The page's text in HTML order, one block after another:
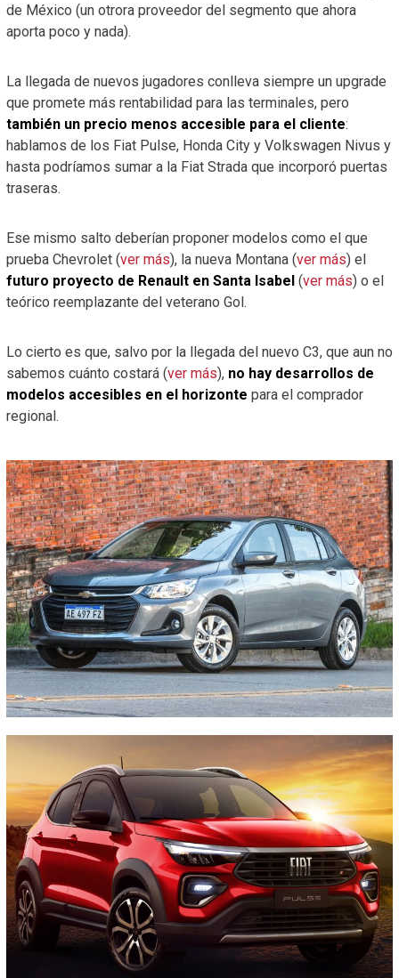
de México (un otrora proveedor del segmento que ahora
aporta poco y nada).
La llegada de nuevos jugadores conlleva siempre un upgrade
que promete más rentabilidad para las terminales, pero
también un precio menos accesible para el cliente:
hablamos de los Fiat Pulse, Honda City y Volkswagen Nivus y
hasta podríamos sumar a la Fiat Strada que incorporó puertas
traseras.
Ese mismo salto deberían proponer modelos como el que
prueba Chevrolet (ver más), la nueva Montana (ver más) el
futuro proyecto de Renault en Santa Isabel(ver más) o el
teórico reemplazante del veterano Gol.
Lo cierto es que, salvo por la llegada del nuevo C3, que aun no
sabemos cuánto costará (ver más), no hay desarrollos de
modelos accesibles en el horizonte para el comprador
regional.